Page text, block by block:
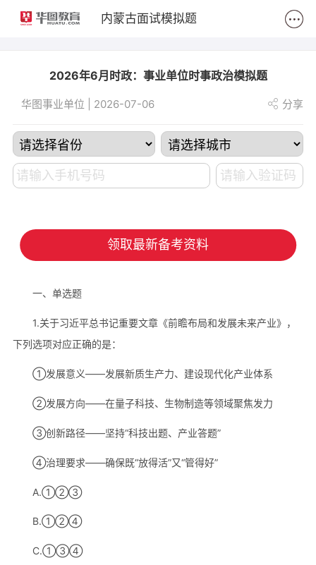
内蒙古面试模拟题
2026年6月时政：事业单位时事政治模拟题
华图事业单位 | 2026-07-06 分享
领取最新备考资料
一、单选题
1.关于习近平总书记重要文章《前瞻布局和发展未来产业》，
下列选项对应正确的是：
①发展意义——发展新质生产力、建设现代化产业体系
②发展方向——在量子科技、生物制造等领域聚焦发力
③创新路径——坚持“科技出题、产业答题”
④治理要求——确保既“放得活”又“管得好”
A.①②③
B.①②④
C.①③④